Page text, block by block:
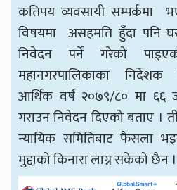
कतिपय व्यवसायी
विषयमा असहमति हुँदा पनि
निवेदन पर्ने गरेको
महानगरपालिकाका निर्देशक
आर्थिक वर्ष २०७९/८० मा
गराउन निवेदन दिएको बताए ।
न्यायिक समितिबाट फैसला
मुद्दाको किनारा लाग्न सकेको छैन ।